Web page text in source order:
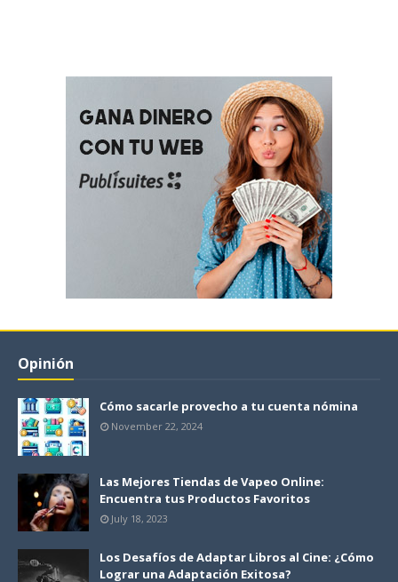
Opinión
Cómo sacarle provecho a tu cuenta nómina
November 22, 2024
Las Mejores Tiendas de Vapeo Online:
Encuentra tus Productos Favoritos
July 18, 2023
Los Desafíos de Adaptar Libros al Cine: ¿Cómo
Lograr una Adaptación Exitosa?